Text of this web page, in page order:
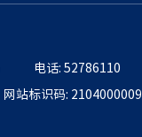
电话: 52786110
网站标识码: 2104000009